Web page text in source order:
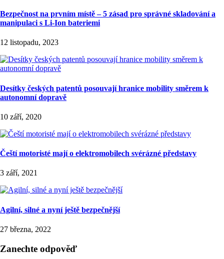
Bezpečnost na prvním místě – 5 zásad pro správné skladování a
manipulaci s Li-Ion bateriemi
12 listopadu, 2023
Desítky českých patentů posouvají hranice mobility směrem k
autonomní dopravě
10 září, 2020
Čeští motoristé mají o elektromobilech svérázné představy
3 září, 2021
Agilní, silné a nyní ještě bezpečnější
27 března, 2022
Zanechte odpověď